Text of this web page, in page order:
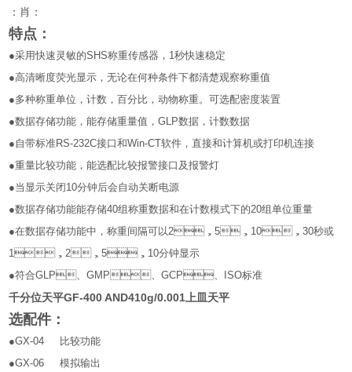
：肖：
特点：
●采用快速灵敏的SHS称重传感器， 1秒快速稳定
●高清晰度荧光显示，无论在何种条件下都清楚观察称重值
●多种称重单位，计数，百分比，动物称重。可选配密度装置
●数据存储功能，能存储重量值，GLP数据，计数数据
●自带标准RS-232C接口和Win-CT软件，直接和计算机或打印机连接
●重量比较功能，能选配比较报警接口及报警灯
●当显示关闭10分钟后会自动关断电源
●数据存储功能能存储40组称重数据和在计数模式下的20组单位重量
●在数据存储功能中，称重间隔可以2，5， 10，30秒或
1，2，5， 10分钟显示
●符合GLP、GMP、GCP、 ISO标准
千分位天平GF-400 AND410g/0.001上皿天平
选配件：
●GX-04
比较功能
●GX-06模拟输出